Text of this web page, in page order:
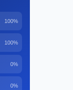
100%
100%
0%
0%